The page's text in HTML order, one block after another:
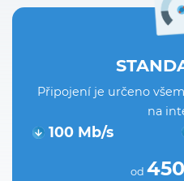
Připojení je určeno
na
100 Mb/s
od 450